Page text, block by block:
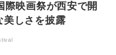
際映画祭が西安で開
美しさを披露